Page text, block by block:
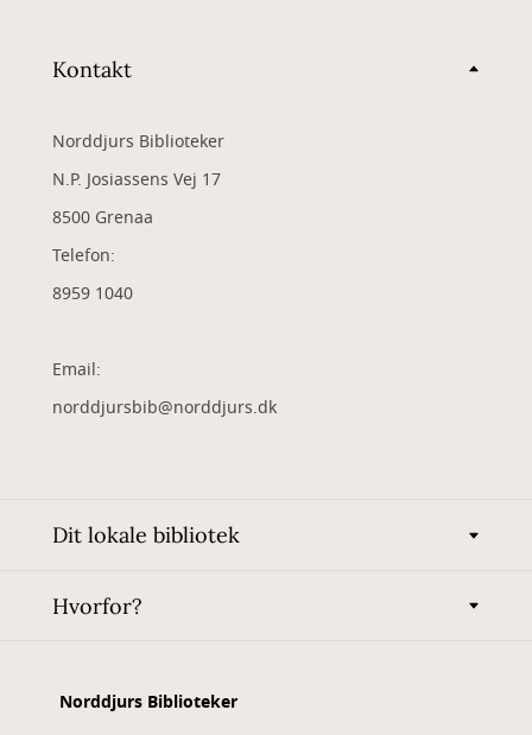
Kontakt
Norddjurs Biblioteker
N.P. Josiassens Vej 17
8500 Grenaa
Telefon:
8959 1040
Email:
norddjursbib@norddjurs.dk
Dit lokale bibliotek
Hvorfor?
Norddjurs Biblioteker